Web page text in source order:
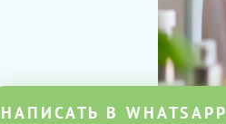
НАПИСАТЬ В WHATSAPP